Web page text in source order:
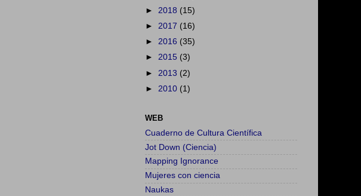
► 2018 (15)
► 2017 (16)
► 2016 (35)
► 2015 (3)
► 2013 (2)
► 2010 (1)
WEB
Cuaderno de Cultura Científica
Jot Down (Ciencia)
Mapping Ignorance
Mujeres con ciencia
Naukas